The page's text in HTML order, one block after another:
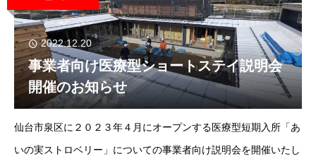
2022.12.20
事業者向け医療型ショートステイ説明会
開催のお知らせ
仙台市泉区に２０２３年４月にオープンする医療型短期入所「あ
いの実ストロベリー」についての事業者向け説明会を開催いたし